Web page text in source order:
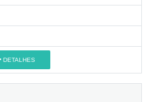
DETALHES